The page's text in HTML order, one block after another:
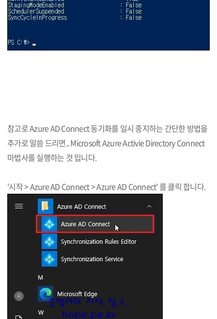
참고로 Azure AD Connect 동기화를 일시 중지하는 간단한 방법을
추가로 말씀 드리면.. Microsoft Azure Activie Directory Connect
마법사를 실행하는 것 입니다.
'시작 > Azure AD Connect > Azure AD Connect' 를 클릭 합니다.